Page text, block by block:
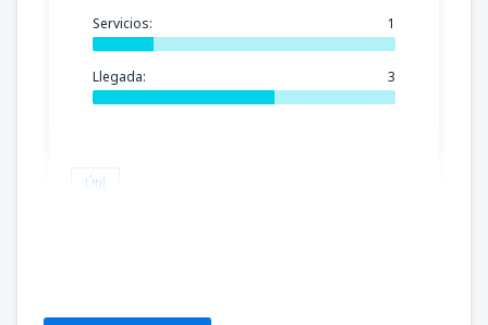
Servicios: 1
Llegada: 3
Útil